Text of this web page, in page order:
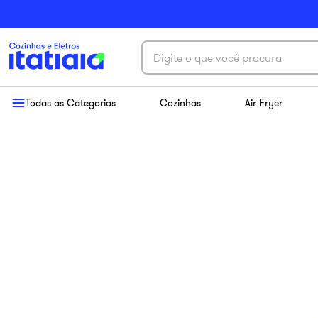
Digite o que você procura
Todas as Categorias Cozinhas Air Fryer
Termos mais buscados